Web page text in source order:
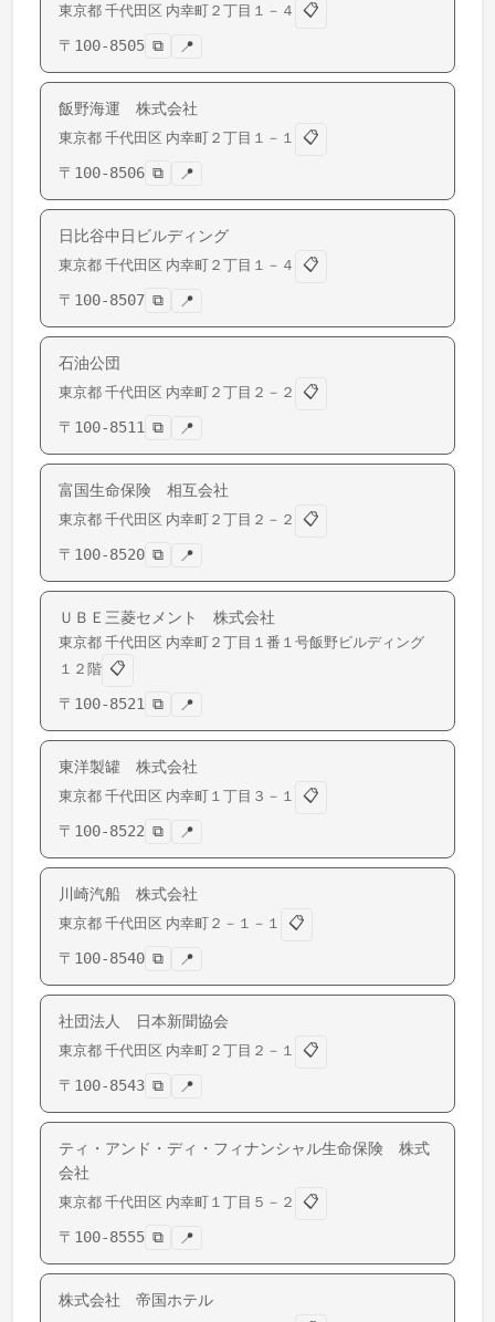
東京都 千代田区 内幸町 ２丁目１－４
📋
〒 100-8505 ⧉ 📍
飯野海運 株式会社
東京都 千代田区 内幸町 ２丁目１－１
📋
〒 100-8506 ⧉ 📍
日比谷中日ビルディング
東京都 千代田区 内幸町 ２丁目１－４
📋
〒 100-8507 ⧉ 📍
石油公団
東京都 千代田区 内幸町 ２丁目２－２
📋
〒 100-8511 ⧉ 📍
富国生命保険 相互会社
東京都 千代田区 内幸町 ２丁目２－２
📋
〒 100-8520 ⧉ 📍
ＵＢＥ三菱セメント 株式会社
東京都 千代田区 内幸町 ２丁目１番１号飯野ビルディング
１２階 📋
〒 100-8521 ⧉ 📍
東洋製罐 株式会社
東京都 千代田区 内幸町 １丁目３－１
📋
〒 100-8522 ⧉ 📍
川崎汽船 株式会社
東京都 千代田区 内幸町 ２－１－１
📋
〒 100-8540 ⧉ 📍
社団法人 日本新聞協会
東京都 千代田区 内幸町 ２丁目２－１
📋
〒 100-8543 ⧉ 📍
ティ・アンド・ディ・フィナンシャル生命保険 株式
会社
東京都 千代田区 内幸町 １丁目５－２
📋
〒 100-8555 ⧉ 📍
株式会社 帝国ホテル